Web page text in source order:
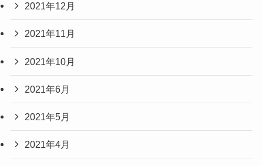
2021年12月
2021年11月
2021年10月
2021年6月
2021年5月
2021年4月